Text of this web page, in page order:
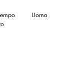
Uomo